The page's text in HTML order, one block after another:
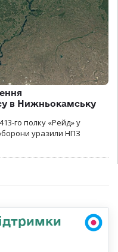
в Нижньокамську
го полку «Рейд» у
уразили НПЗ